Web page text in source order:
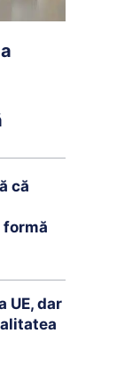
că
formă
UE, dar